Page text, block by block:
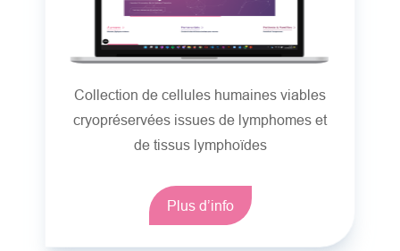
Collection de cellules humaines viables
cryopréservées issues de lymphomes et
de tissus lymphoïdes
Plus d’info